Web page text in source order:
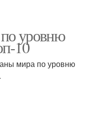
уровню
10
мира по уровню